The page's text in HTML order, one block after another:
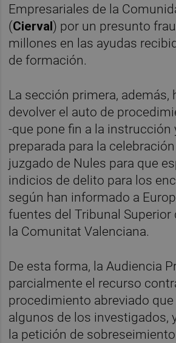
Empresariales de la
(Cierval) por un presunto
millones en las ayudas
de formación.
La sección primera, además,
devolver el auto de
-que pone fin a la instrucción
preparada para la
juzgado de Nules para que
indicios de delito para los
según han informado a
fuentes del Tribunal Superior
la Comunitat Valenciana.
De esta forma, la Audiencia
parcialmente el recurso
procedimiento abreviado
algunos de los investigados,
la petición de